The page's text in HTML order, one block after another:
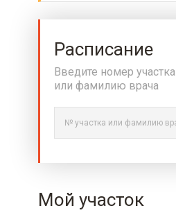
Расписание
Введите номер участка
или фамилию врача
Мой участок